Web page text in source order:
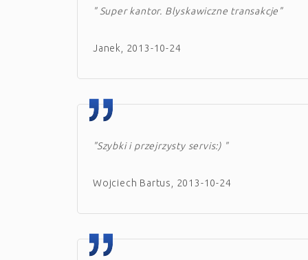
" Super kantor. Blyskawiczne transakcje"
Janek, 2013-10-24
"Szybki i przejrzysty servis:) "
Wojciech Bartus, 2013-10-24